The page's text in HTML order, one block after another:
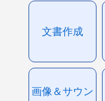
文書作成
画像＆サウン